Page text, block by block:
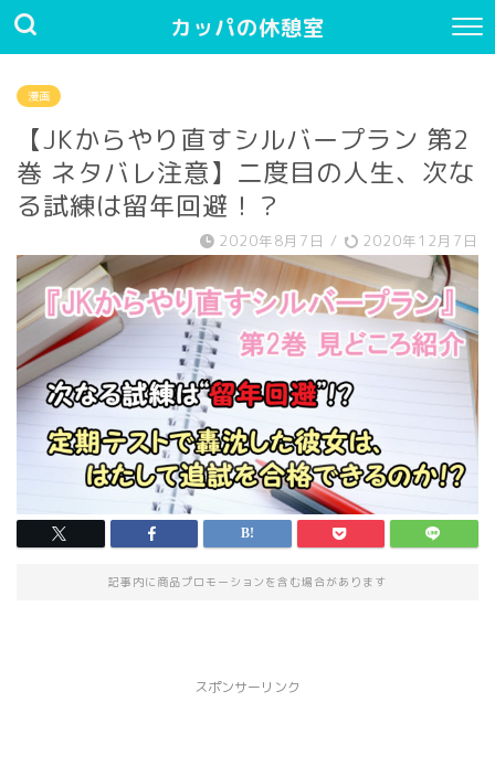
カッパの休憩室
漫画
【JKからやり直すシルバープラン 第2
巻 ネタバレ注意】二度目の人生、次な
る試練は留年回避！？
2020年8月7日 / 2020年12月7日
記事内に商品プロモーションを含む場合があります
スポンサーリンク